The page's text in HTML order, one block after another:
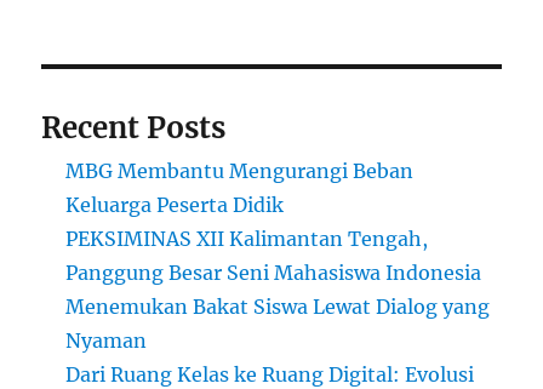
Recent Posts
MBG Membantu Mengurangi Beban
Keluarga Peserta Didik
PEKSIMINAS XII Kalimantan Tengah,
Panggung Besar Seni Mahasiswa Indonesia
Menemukan Bakat Siswa Lewat Dialog yang
Nyaman
Dari Ruang Kelas ke Ruang Digital: Evolusi